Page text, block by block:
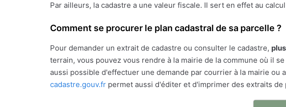
Par ailleurs, la cadastre a une valeur fiscale. Il sert en effet au
Comment se procurer le plan cadastral de sa parcelle ?
Pour demander un extrait de cadastre ou consulter le cadastre,
terrain, vous pouvez vous rendre à la mairie de la commune où il
aussi possible d'effectuer une demande par courrier à la mairie
cadastre.gouv.fr permet aussi d'éditer et d'imprimer des extraits